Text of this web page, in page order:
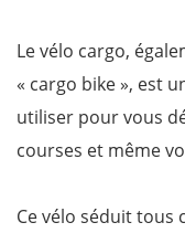
Le vélo cargo,
« cargo bike », est
utiliser pour vous
courses et même
Ce vélo séduit tous